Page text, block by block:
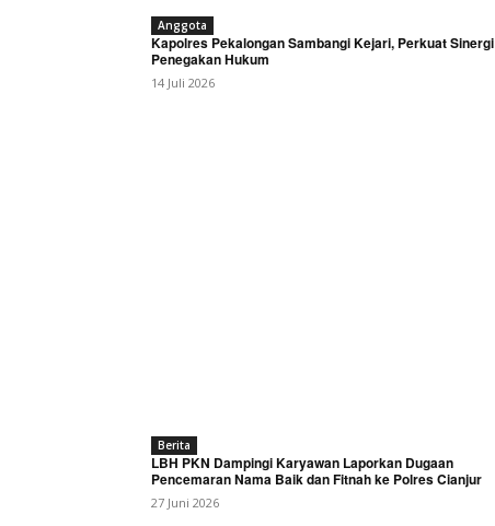
Anggota
Kapolres Pekalongan Sambangi Kejari, Perkuat Sinergi
Penegakan Hukum
14 Juli 2026
Berita
LBH PKN Dampingi Karyawan Laporkan Dugaan
Pencemaran Nama Baik dan Fitnah ke Polres Cianjur
27 Juni 2026